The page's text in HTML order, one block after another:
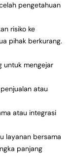
pengetahuan
risiko ke
pihak berkurang.
untuk mengejar
atau
atau integrasi
layanan bersama
panjang